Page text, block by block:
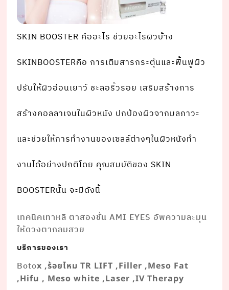
SKIN BOOSTER คืออะไร ช่วยอะไรผิวบ้าง
SKINBOOSTERคือ การเติมสารกระตุ้นและฟื้นฟูผิว
ปรับให้ผิวอ่อนเยาว์ ชะลอริ้วรอย เสริมสร้างการ
สร้างคอลลาเจนในผิวหนัง ปกป้องผิวจากมลภาวะ
และช่วยให้การทํางานของเซลล์ต่างๆในผิวหนังทํา
งานได้อย่างปกติโดย คุณสมบัติของ SKIN
BOOSTERนั้น จะมีดังนี้
เทคนิคเทาหลี ตาสองชั้น AMI EYES อัพความละมุน
ให้ดวงตากลมสวย
บริการของเรา
Botox ,ร้อยไหม TR LIFT ,Filler ,Meso Fat
,Hifu , Meso white ,Laser ,IV Therapy